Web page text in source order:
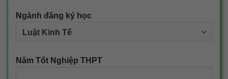
Ngành đăng ký học
Năm Tốt Nghiệp THPT